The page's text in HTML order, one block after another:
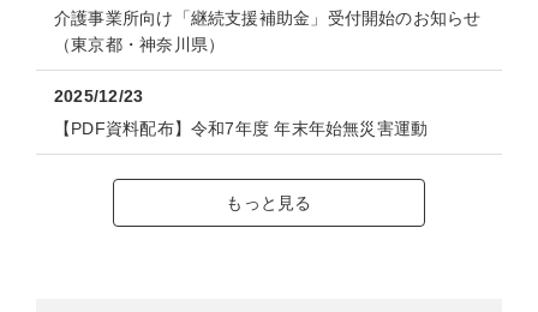
介護事業所向け「継続支援補助金」受付開始のお知らせ
（東京都・神奈川県）
2025/12/23
【PDF資料配布】令和7年度 年末年始無災害運動
もっと見る